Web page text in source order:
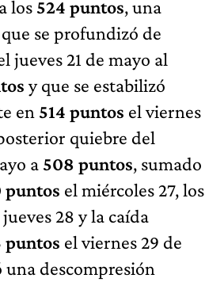
los 524 puntos, una
se profundizó de
jueves 21 de mayo al
y que se estabilizó
en 514 puntos el viernes
quiebre del
a 508 puntos, sumado
puntos el miércoles 27, los
28 y la caída
puntos el viernes 29 de
descompresión